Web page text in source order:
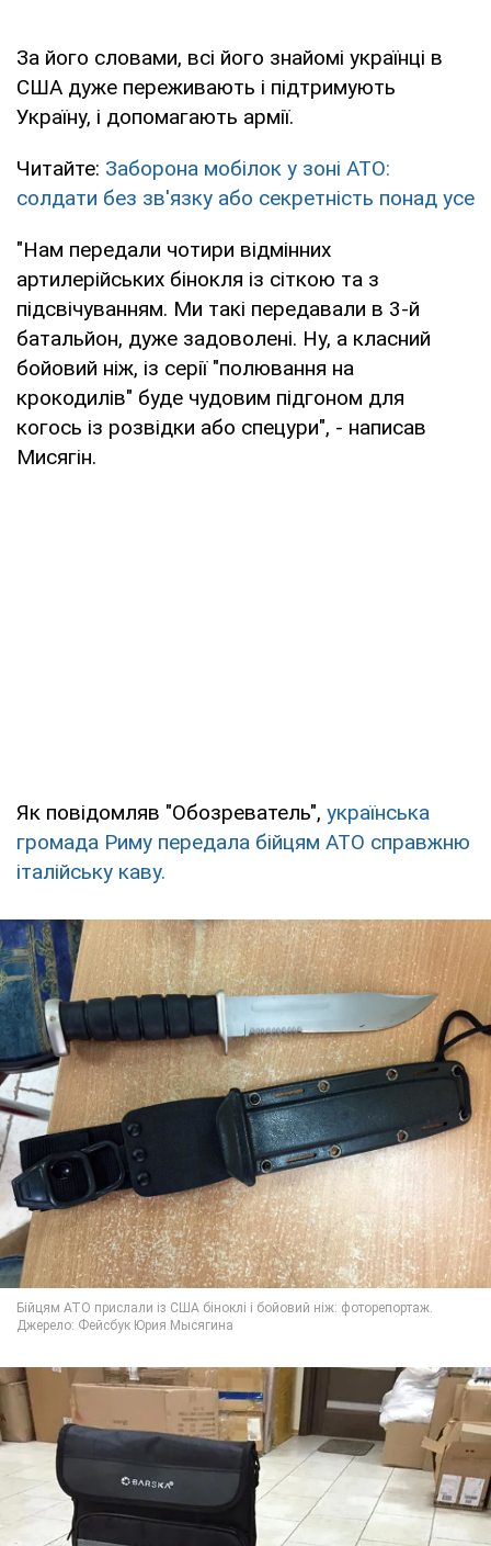
За його словами, всі його знайомі українці в
США дуже переживають і підтримують
Україну, і допомагають армії.
Читайте: Заборона мобілок у зоні АТО:
солдати без зв'язку або секретність понад усе
"Нам передали чотири відмінних
артилерійських бінокля із сіткою та з
підсвічуванням. Ми такі передавали в 3-й
батальйон, дуже задоволені. Ну, а класний
бойовий ніж, із серії "полювання на
крокодилів" буде чудовим підгоном для
когось із розвідки або спецури", - написав
Мисягін.
Як повідомляв "Обозреватель", українська
громада Риму передала бійцям АТО справжню
італійську каву.